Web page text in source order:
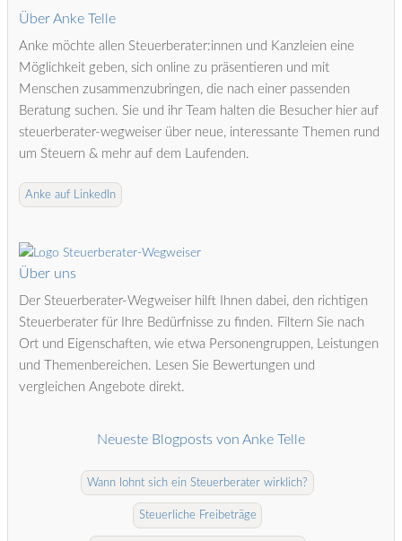
Über Anke Telle
Anke möchte allen Steuerberater:innen und Kanzleien eine
Möglichkeit geben, sich online zu präsentieren und mit
Menschen zusammenzubringen, die nach einer passenden
Beratung suchen. Sie und ihr Team halten die Besucher hier auf
steuerberater-wegweiser über neue, interessante Themen rund
um Steuern & mehr auf dem Laufenden.
Anke auf LinkedIn
Über uns
Der Steuerberater-Wegweiser hilft Ihnen dabei, den richtigen
Steuerberater für Ihre Bedürfnisse zu finden. Filtern Sie nach
Ort und Eigenschaften, wie etwa Personengruppen, Leistungen
und Themenbereichen. Lesen Sie Bewertungen und
vergleichen Angebote direkt.
Neueste Blogposts von Anke Telle
Wann lohnt sich ein Steuerberater wirklich?
Steuerliche Freibeträge